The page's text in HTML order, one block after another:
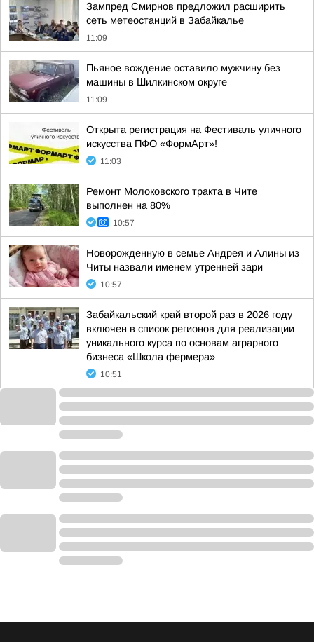
Зампред Смирнов предложил расширить
сеть метеостанций в Забайкалье
11:09
Пьяное вождение оставило мужчину без
машины в Шилкинском округе
11:09
Открыта регистрация на Фестиваль уличного
искусства ПФО «ФормАрт»!
11:03
Ремонт Молоковского тракта в Чите
выполнен на 80%
10:57
Новорожденную в семье Андрея и Алины из
Читы назвали именем утренней зари
10:57
Забайкальский край второй раз в 2026 году
включен в список регионов для реализации
уникального курса по основам аграрного
бизнеса «Школа фермера»
10:51